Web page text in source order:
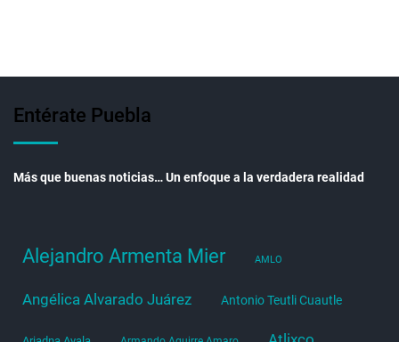
Entérate Puebla
Más que buenas noticias… Un enfoque a la verdadera realidad
Alejandro Armenta Mier AMLO
Angélica Alvarado Juárez Antonio Teutli Cuautle